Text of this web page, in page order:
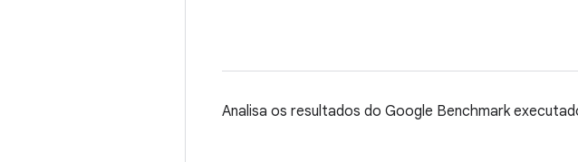
Analisa os resultados do Google Benchmark